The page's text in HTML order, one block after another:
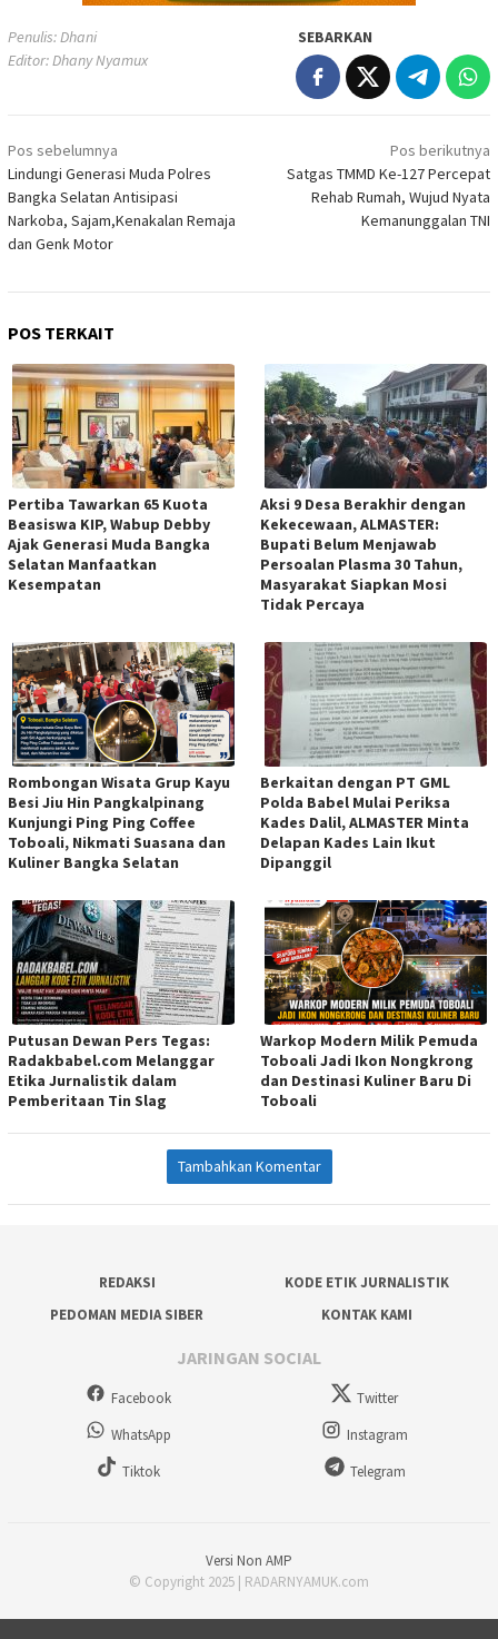
Penulis: Dhani
Editor: Dhany Nyamux
SEBARKAN
Navigasi
pos
Pos sebelumnya
Lindungi Generasi Muda Polres
Bangka Selatan Antisipasi
Narkoba, Sajam,Kenakalan Remaja
dan Genk Motor
Pos berikutnya
Satgas TMMD Ke-127 Percepat
Rehab Rumah, Wujud Nyata
Kemanunggalan TNI
POS TERKAIT
Pertiba Tawarkan 65 Kuota
Beasiswa KIP, Wabup Debby
Ajak Generasi Muda Bangka
Selatan Manfaatkan
Kesempatan
Aksi 9 Desa Berakhir dengan
Kekecewaan, ALMASTER:
Bupati Belum Menjawab
Persoalan Plasma 30 Tahun,
Masyarakat Siapkan Mosi
Tidak Percaya
Rombongan Wisata Grup Kayu
Besi Jiu Hin Pangkalpinang
Kunjungi Ping Ping Coffee
Toboali, Nikmati Suasana dan
Kuliner Bangka Selatan
Berkaitan dengan PT GML
Polda Babel Mulai Periksa
Kades Dalil, ALMASTER Minta
Delapan Kades Lain Ikut
Dipanggil
Putusan Dewan Pers Tegas:
Radakbabel.com Melanggar
Etika Jurnalistik dalam
Pemberitaan Tin Slag
Warkop Modern Milik Pemuda
Toboali Jadi Ikon Nongkrong
dan Destinasi Kuliner Baru Di
Toboali
Tambahkan Komentar
REDAKSI
KODE ETIK JURNALISTIK
PEDOMAN MEDIA SIBER
KONTAK KAMI
JARINGAN SOCIAL
Facebook
Twitter
WhatsApp
Instagram
Tiktok
Telegram
Versi Non AMP
© Copyright 2025 | RADARNYAMUK.com